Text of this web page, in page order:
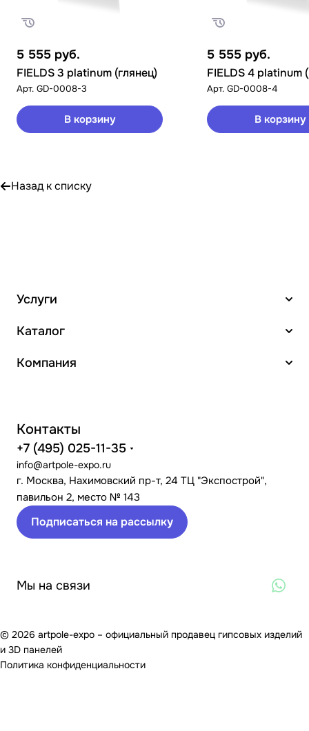
5 555 руб.
FIELDS 3 platinum (глянец)
Арт. GD-0008-3
В корзину
5 555 руб.
FIELDS 4 platinum
Арт. GD-0008-4
В корзину
Назад к списку
Услуги
Каталог
Компания
Контакты
+7 (495) 025-11-35
info@artpole-expo.ru
г. Москва, Нахимовский пр-т, 24 ТЦ "Экспострой",
павильон 2, место № 143
Подписаться на рассылку
Мы на связи
© 2026 artpole-expo – официальный продавец гипсовых изделий
и 3D панелей
Политика конфиденциальности